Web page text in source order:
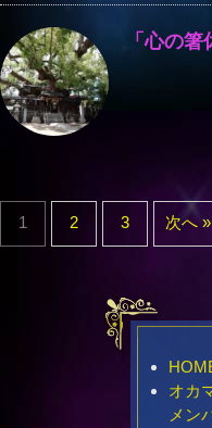
「心の
1 2 3 次へ »
オカ
メン